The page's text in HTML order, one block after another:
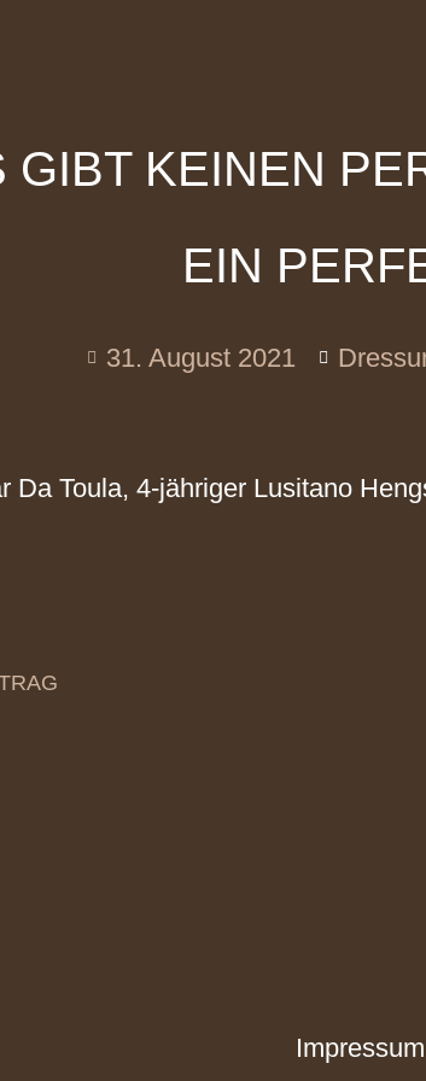
GIBT KEINEN
EIN
31. August 2021
Da Toula, 4-jähriger Lusitano
Impressum